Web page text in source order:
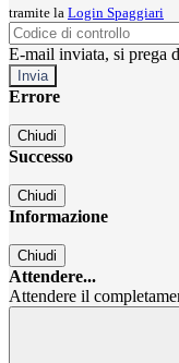
tramite la Login Spaggiari
E-mail inviata, si prega
Errore
Chiudi
Successo
Chiudi
Informazione
Chiudi
Attendere...
Attendere il